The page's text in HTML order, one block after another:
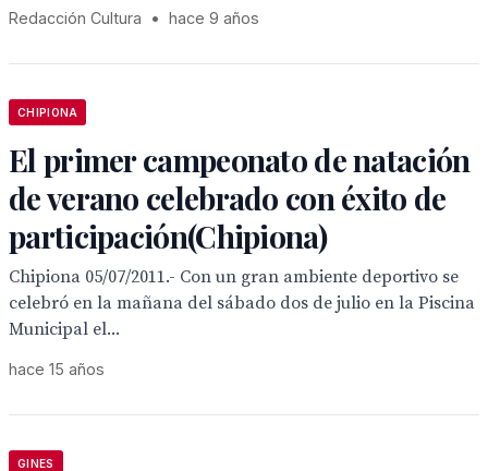
Redacción Cultura • hace 9 años
CHIPIONA
El primer campeonato de natación
de verano celebrado con éxito de
participación(Chipiona)
Chipiona 05/07/2011.- Con un gran ambiente deportivo se
celebró en la mañana del sábado dos de julio en la Piscina
Municipal el...
hace 15 años
GINES